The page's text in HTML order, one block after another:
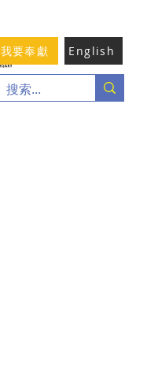
我要奉獻 English